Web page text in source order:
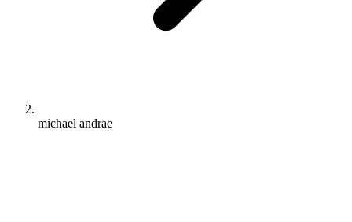
michael andrae